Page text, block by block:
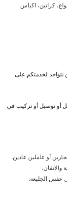
كراتين، اكياس
لخدمتكم على
أو توصيل أو تركيب في
أو عاملين عادين.
عفش الجليعة.